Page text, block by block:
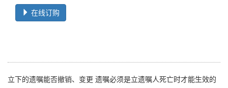
在线订购
立下的遗嘱能否撤销、变更 遗嘱必须是立遗嘱人死亡时才能生效的